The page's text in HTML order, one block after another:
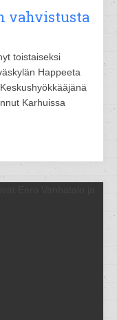
vahvistusta
toistaiseksi
Happeeta
Karhuissa